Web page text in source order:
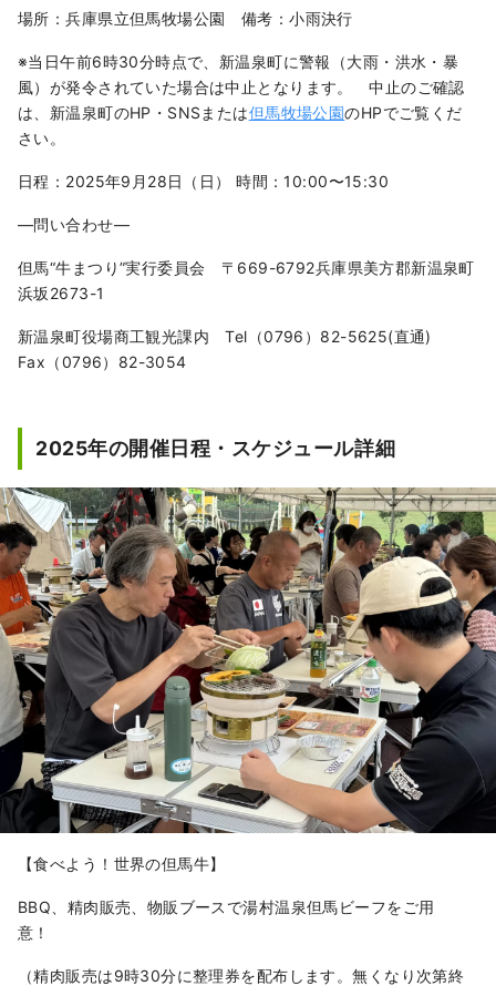
場所：兵庫県立但馬牧場公園 備考：小雨決行
※当日午前6時30分時点で、新温泉町に警報（大雨・洪水・暴
風）が発令されていた場合は中止となります。 中止のご確認
は、新温泉町のHP・SNSまたは但馬牧場公園のHPでご覧くだ
さい。
日程：2025年9月28日（日） 時間：10:00〜15:30
―問い合わせ―
但馬“牛まつり”実行委員会 〒669-6792兵庫県美方郡新温泉町
浜坂2673-1
新温泉町役場商工観光課内 Tel（0796）82-5625(直通)
Fax（0796）82-3054
2025年の開催日程・スケジュール詳細
【食べよう！世界の但馬牛】
BBQ、精肉販売、物販ブースで湯村温泉但馬ビーフをご用
意！
（精肉販売は9時30分に整理券を配布します。無くなり次第終